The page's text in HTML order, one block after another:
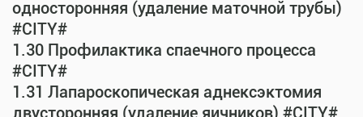
односторонняя (удаление маточной трубы)
#CITY#
1.30 Профилактика спаечного процесса
#CITY#
1.31 Лапароскопическая аднексэктомия
двусторонняя (удаление яичников) #CITY#